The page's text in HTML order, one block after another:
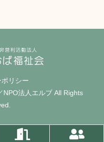
リシー
法人エルブ All Rights